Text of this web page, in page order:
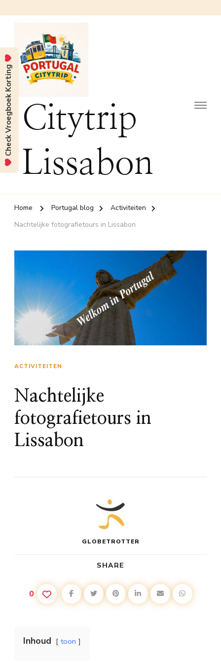
Citytrip
Lissabon
Home Portugal blog
Activiteiten
Nachtelijke fotografietours in Lissabon
ACTIVITEITEN
Nachtelijke
fotografietours in
Lissabon
GLOBETROTTER
SHARE
0
Inhoud toon
Check Vroegboek Korting